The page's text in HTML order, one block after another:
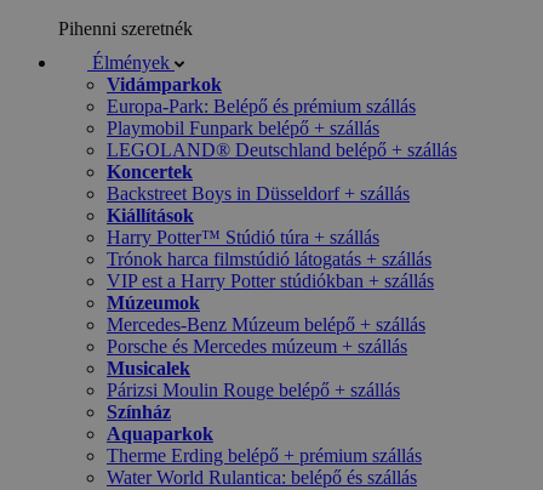
Pihenni szeretnék
Élmények
Vidámparkok
Europa-Park: Belépő és prémium szállás
Playmobil Funpark belépő + szállás
LEGOLAND® Deutschland belépő + szállás
Koncertek
Backstreet Boys in Düsseldorf + szállás
Kiállítások
Harry Potter™ Stúdió túra + szállás
Trónok harca filmstúdió látogatás + szállás
VIP est a Harry Potter stúdiókban + szállás
Múzeumok
Mercedes-Benz Múzeum belépő + szállás
Porsche és Mercedes múzeum + szállás
Musicalek
Párizsi Moulin Rouge belépő + szállás
Színház
Aquaparkok
Therme Erding belépő + prémium szállás
Water World Rulantica: belépő és szállás